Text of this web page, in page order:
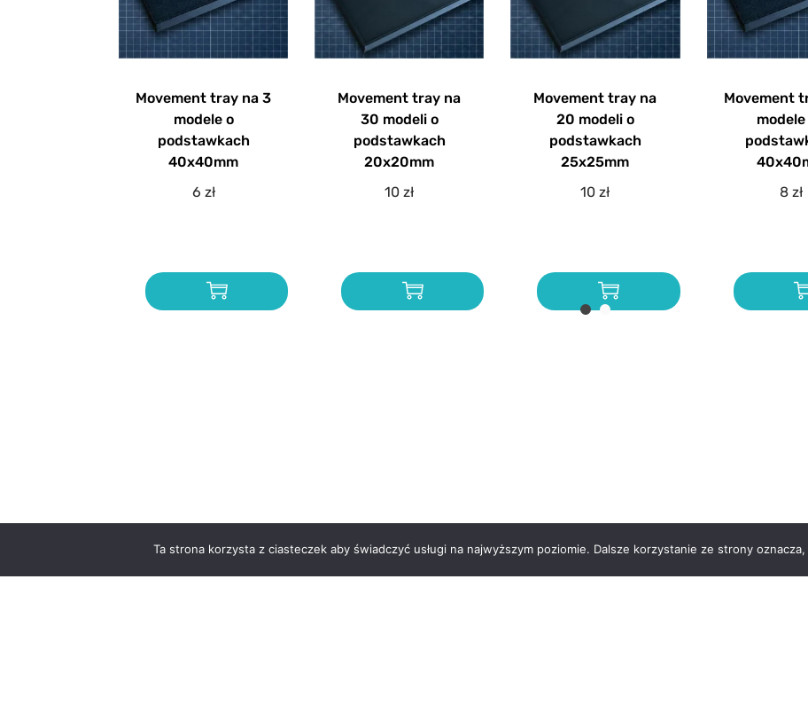
Movement tray na 3
modele o
podstawkach
40x40mm
6 zł
Movement tray na
30 modeli o
podstawkach
20x20mm
10zł
Movement tray na
20 modeli o
podstawkach
25x25mm
10zł
Movement
8zł
Ta strona korzysta z ciasteczek aby świadczyć usługi na najwyższym poziomie. Dalsze korzystanie ze strony